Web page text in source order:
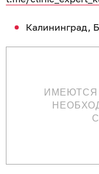
Калининград,
ИМЕЮТСЯ